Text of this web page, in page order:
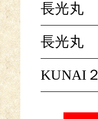
長光丸
長光丸
KUNAI２